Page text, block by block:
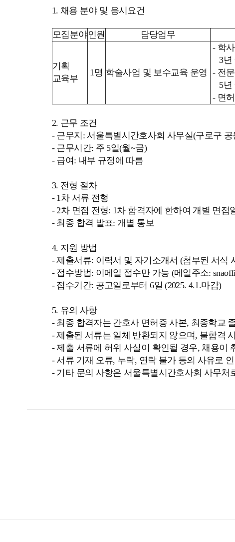
1. 채용 분야 및 응시요건
모집분야인원 담당업무
기획
교육부
1명 학술사업 및 보수교육 운영
- 학
3년
- 전
5년
- 면
2. 근무 조건
- 근무지: 서울특별시간호사회 사무실(구로구 공
- 근무시간: 주 5일(월~금)
- 급여: 내부 규정에 따름
3. 전형 절차
- 1차 서류 전형
- 2차 면접 전형: 1차 합격자에 한하여 개별 면접
- 최종 합격 발표: 개별 통보
4. 지원 방법
- 제출서류: 이력서 및 자기소개서 (첨부된 서식
- 접수방법: 이메일 접수만 가능 (메일주소:
- 접수기간: 공고일로부터 6일 (2025. 4.1.마감)
5. 유의 사항
- 최종 합격자는 간호사 면허증 사본, 최종학교
- 제출된 서류는 일체 반환되지 않으며, 불합격
- 제출 서류에 허위 사실이 확인될 경우, 채용이
- 서류 기재 오류, 누락, 연락 불가 등의 사유로
- 기타 문의 사항은 서울특별시간호사회 사무처